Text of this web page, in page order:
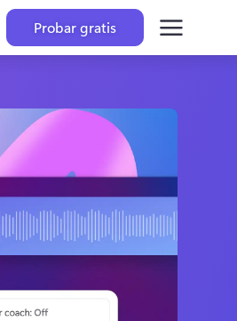
Probar gratis